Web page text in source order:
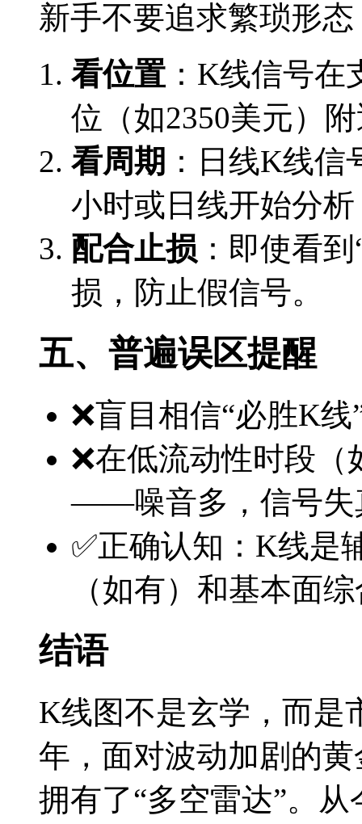
新手不要追求繁琐形
看位置 ：K线信号
位（如2350美元）
看周期 ：日线K线
小时或日线开始分析
配合止损 ：即使看
损，防止假信号。
五、普遍误区提醒
❌盲目相信“必胜K
❌在低流动性时段
——噪音多，信号失
✅正确认知：K线是
（如有）和基本面
结语
K线图不是玄学，而是
年，面对波动加剧的
拥有了“多空雷达”。